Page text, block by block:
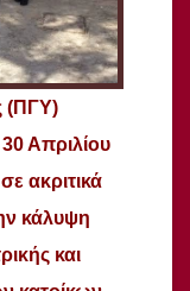
(ΠΓΥ)
Απριλίου
ακριτικά
κάλυψη
και